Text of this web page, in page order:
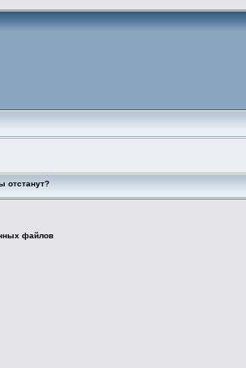
отстанут?
файлов